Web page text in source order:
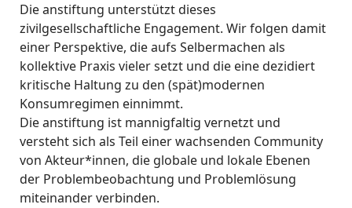
Die anstiftung unterstützt dieses
zivilgesellschaftliche Engagement. Wir folgen damit
einer Perspektive, die aufs Selbermachen als
kollektive Praxis vieler setzt und die eine dezidiert
kritische Haltung zu den (spät)modernen
Konsumregimen einnimmt.
Die anstiftung ist mannigfaltig vernetzt und
versteht sich als Teil einer wachsenden Community
von Akteur*innen, die globale und lokale Ebenen
der Problembeobachtung und Problemlösung
miteinander verbinden.